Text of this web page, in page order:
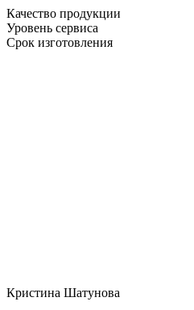
Качество продукции
Уровень сервиса
Срок изготовления
Кристина Шатунова